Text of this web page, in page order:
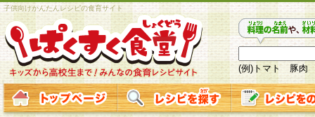
子供向けかんたんレシピの食育サイト
(例)トマト 豚肉